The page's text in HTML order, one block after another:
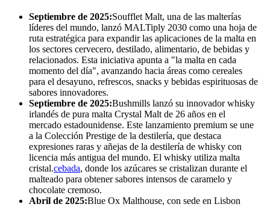
Septiembre de 2025:Soufflet Malt, una de las malterías
líderes del mundo, lanzó MALTiply 2030 como una hoja de
ruta estratégica para expandir las aplicaciones de la malta en
los sectores cervecero, destilado, alimentario, de bebidas y
relacionados. Esta iniciativa apunta a "la malta en cada
momento del día", avanzando hacia áreas como cereales
para el desayuno, refrescos, snacks y bebidas espirituosas de
sabores innovadores.
Septiembre de 2025:Bushmills lanzó su innovador whisky
irlandés de pura malta Crystal Malt de 26 años en el
mercado estadounidense. Este lanzamiento premium se une
a la Colección Prestige de la destilería, que destaca
expresiones raras y añejas de la destilería de whisky con
licencia más antigua del mundo. El whisky utiliza malta
cristal.cebada, donde los azúcares se cristalizan durante el
malteado para obtener sabores intensos de caramelo y
chocolate cremoso.
Abril de 2025:Blue Ox Malthouse, con sede en Lisbon